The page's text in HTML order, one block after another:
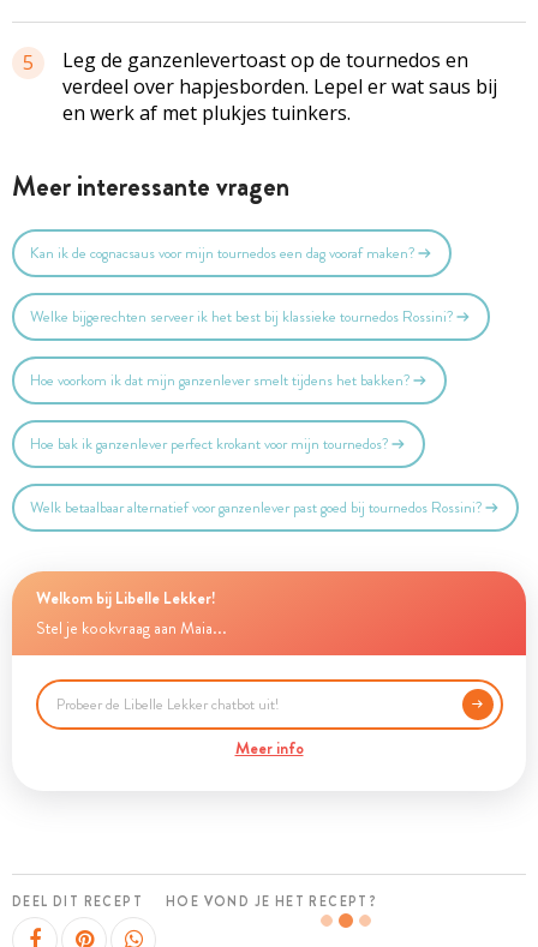
5
Leg de ganzenlevertoast op de tournedos en
verdeel over hapjesborden. Lepel er wat saus bij
en werk af met plukjes tuinkers.
Meer interessante vragen
Kan ik de cognacsaus voor mijn tournedos een dag vooraf maken?
Welke bijgerechten serveer ik het best bij klassieke tournedos Rossini?
Hoe voorkom ik dat mijn ganzenlever smelt tijdens het bakken?
Hoe bak ik ganzenlever perfect krokant voor mijn tournedos?
Welk betaalbaar alternatief voor ganzenlever past goed bij tournedos Rossini?
Welkom bij Libelle Lekker!
Stel je kookvraag aan Maia...
Meer info
DEEL DIT RECEPT HOE VOND JE HET RECEPT?